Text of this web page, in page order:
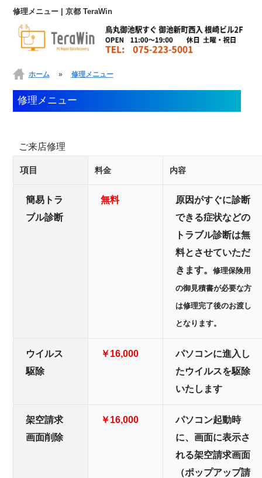
修理メニュー | 京都 TeraWin
ホーム » 修理メニュー
修理メニュー
ご来店修理
項目 料金 内容
簡易トラ
ブル診断
無料
原因がすぐに診断
できる症状などの
トラブル診断は無
料とさせていただ
きます。 修理保険用
の御見積書が必要な方
は修理完了後のお渡し
となります。
ウイルス
駆除
￥16,000
パソコンに進入し
たウイルスを駆除
いたします
架空請求
画面削除
￥16,000
パソコン起動時
に、画面に表示さ
れる架空請求画面
（ポップアップ請